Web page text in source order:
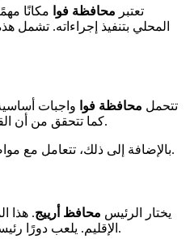
تعتبر محافظة فوا مكانًا
المحلي بتنفيذ إجراءاته. تشمل
تتحمل محافظة فوا واجبات
كما تتحقق من أن القوانين المحلية مطبقة بشكل جيد.
بالإضافة إلى ذلك، تتعامل مع مواضيع مثل العمل والاقتصاد والبيئة.
يختار الرئيس محافظ أرييج. هذا
الإقليم. يلعب دورًا رئيسيًا لضمان سير الأمور بشكل جيد.